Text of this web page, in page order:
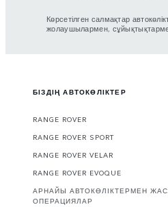
Көрсетілген салмақтар
жолаушылармен,
БІЗДІҢ АВТОКӨЛІКТЕР
RANGE ROVER
RANGE ROVER SPORT
RANGE ROVER VELAR
RANGE ROVER EVOQUE
АРНАЙЫ АВТОКӨЛІКТЕРМЕН
ОПЕРАЦИЯЛАР